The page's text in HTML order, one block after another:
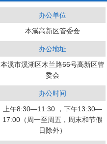
办公单位
本溪高新区管委会
办公地址
本溪市溪湖区木兰路66号高新区管
委会
办公时间
上午8:30—11:30 ，下午13:30—
17:00（周一至周五，周末和节假
日除外）